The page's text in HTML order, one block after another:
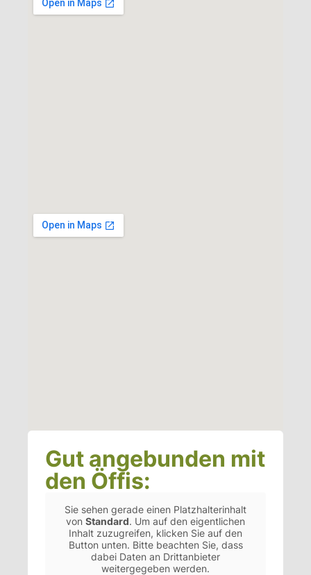
Gut angebunden mit
den Öffis:
Sie sehen gerade einen Platzhalterinhalt
von Standard. Um auf den eigentlichen
Inhalt zuzugreifen, klicken Sie auf den
Button unten. Bitte beachten Sie, dass
dabei Daten an Drittanbieter
weitergegeben werden.